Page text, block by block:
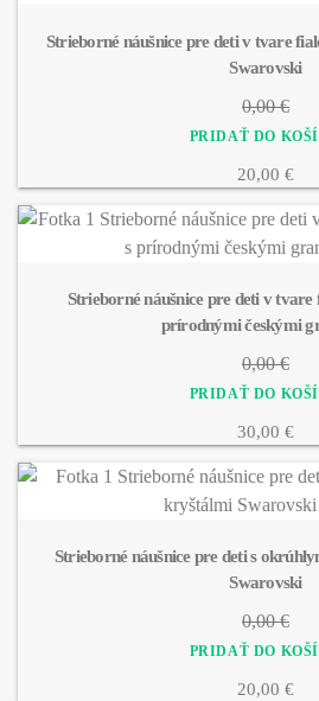
Strieborné náušnice pre deti v tvare
Swarovski
0,00 €
20,00 €
Strieborné náušnice pre deti v
prírodnými českými
0,00 €
30,00 €
Strieborné náušnice pre deti s
Swarovski
0,00 €
20,00 €